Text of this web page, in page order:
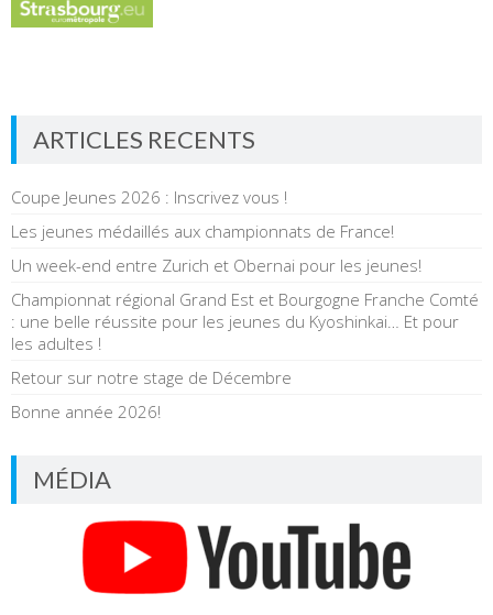
ARTICLES RECENTS
Coupe Jeunes 2026 : Inscrivez vous !
Les jeunes médaillés aux championnats de France!
Un week-end entre Zurich et Obernai pour les jeunes!
Championnat régional Grand Est et Bourgogne Franche Comté
: une belle réussite pour les jeunes du Kyoshinkai… Et pour
les adultes !
Retour sur notre stage de Décembre
Bonne année 2026!
MÉDIA